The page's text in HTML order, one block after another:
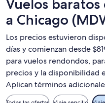
Vuelos baratos
a Chicago
Los precios estuvieron
días y comienzan desde
para vuelos rendondos,
precios y la disponibilidad
Aplican términos